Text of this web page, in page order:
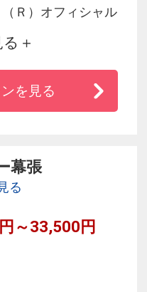
Ｒ）オフィシャル
る豊富なコンセプ
）まで無料送迎バ
を見る
幕張
る
～33,500円